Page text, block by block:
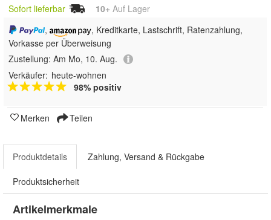
Sofort lieferbar 10+ Auf Lager
,
, Kreditkarte, Lastschrift, Ratenzahlung,
Vorkasse per Überweisung
Zustellung: Am Mo, 10. Aug.
Verkäufer: heute-wohnen
98% positiv
Merken Teilen
Produktdetails Zahlung, Versand & Rückgabe
Produktsicherheit
Artikelmerkmale